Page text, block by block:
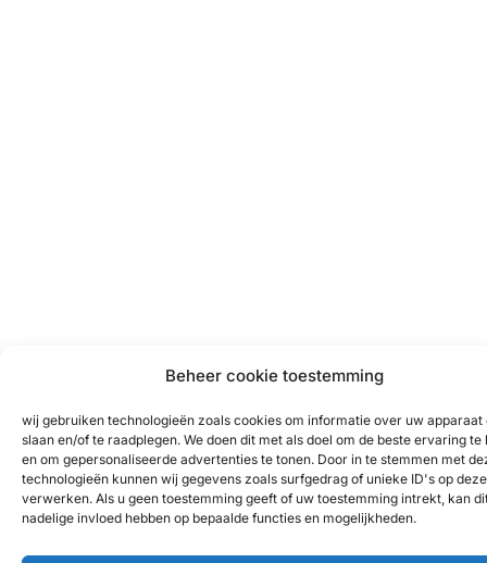
Beheer cookie toestemming
wij gebruiken technologieën zoals cookies om informatie over uw apparaat
slaan en/of te raadplegen. We doen dit met als doel om de beste ervaring te
en om gepersonaliseerde advertenties te tonen. Door in te stemmen met
technologieën kunnen wij gegevens zoals surfgedrag of unieke ID's op
verwerken. Als u geen toestemming geeft of uw toestemming intrekt, kan
nadelige invloed hebben op bepaalde functies en mogelijkheden.